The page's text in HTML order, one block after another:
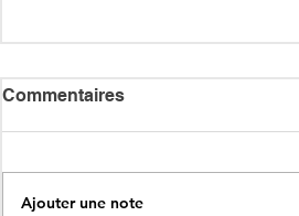
Commentaires
Ajouter une note